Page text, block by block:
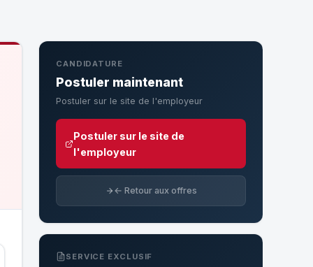
CANDIDATURE
Postuler maintenant
Postuler sur le site de l'employeur
Postuler sur le site de
l'employeur
← Retour aux offres
SERVICE EXCLUSIF